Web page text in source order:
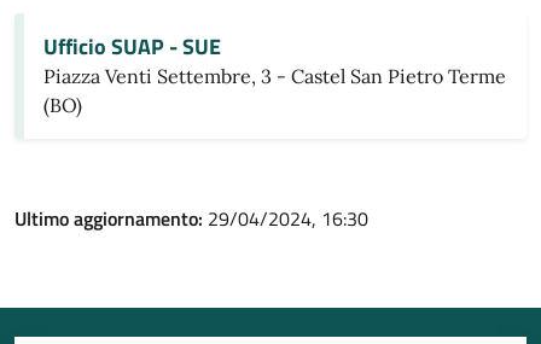
Ufficio SUAP - SUE
Piazza Venti Settembre, 3 - Castel San Pietro Terme
(BO)
Ultimo aggiornamento: 29/04/2024, 16:30